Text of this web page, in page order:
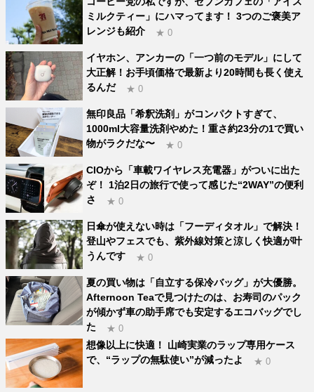
ミルクティー」にハマってます！ 3つのご褒美ア
レンジも紹介
★ 0
イヤホン、アンカーの「一つ前のモデル」にして
大正解！お手頃価格で最新より20時間も長く使え
るんだ
★ 0
無印良品「希釈洗剤」がコンパクトすぎて、
1000ml大容量洗剤やめた！重さ約23分の1で買い
物がラクだな〜
★ 0
CIOから「車載ワイヤレス充電器」がついに出た
ぞ！ 1泊2日の旅行で使って感じた“2WAY”の便利
さ
★ 0
日傘が使えない時は「フーディタオル」で解決！
登山やフェスでも、紫外線対策と涼しく快適が叶
うんです
★ 0
夏の買い物は「自立する保冷バッグ」が大優勝。
Afternoon Teaで見つけたのは、お寿司のパック
が傾かず車の助手席でも安定するエコバッグでし
た
★ 0
想像以上に快適！ 山崎実業のラップ専用ケース
で、“ラップの無駄使い”が減ったよ
★ 0